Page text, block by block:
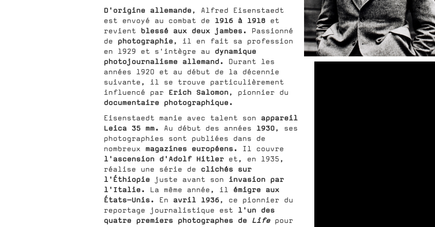
D'origine allemande, Alfred Eisenstaedt
est envoyé au combat de 1916 à 1918 et
revient blessé aux deux jambes.
Passionné
de photographie, il en fait sa profession
en 1929 et s'intègre au dynamique
photojournalisme allemand.
Durant les
années 1920 et au début de la décennie
suivante, il se trouve particulièrement
influencé par Erich Salomon, pionnier du
documentaire photographique.
Eisenstaedt manie avec talent son appareil
Leica 35 mm.
Au début des années 1930, ses
photographies sont publiées dans de
nombreux magazines européens. Il couvre
l'ascension d'Adolf Hitler et, en 1935,
réalise une série de clichés sur
l'Éthiopie juste avant son
invasion par
l'Italie.
La même année, il émigre aux
États-Unis.
En avril 1936, ce pionnier du
reportage journalistique est l'un des
quatre premiers photographes de Life
pour